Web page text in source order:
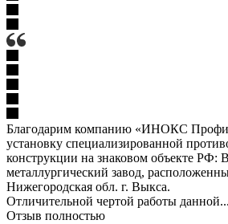
Благодарим компанию «ИНОКС
установку специализированной
конструкции на знаковом объекте РФ:
металлургический завод,
Нижегородская обл. г. Выкса.
Отличительной чертой работы данной...
Отзыв полностью